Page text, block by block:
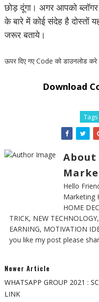
छोड़ दूंगा। अगर आपको
के बारे में कोई संदेह है दोस्तों
जरूर बताये।
ऊपर दिए गए Code को डाउनलोड करे
Download
Tags
Hello
Marketing
HOME
TRICK, NEW
EARNING, MOTIVATION
you like my post please
Newer Article
WHATSAPP GROUP 2021 :
LINK